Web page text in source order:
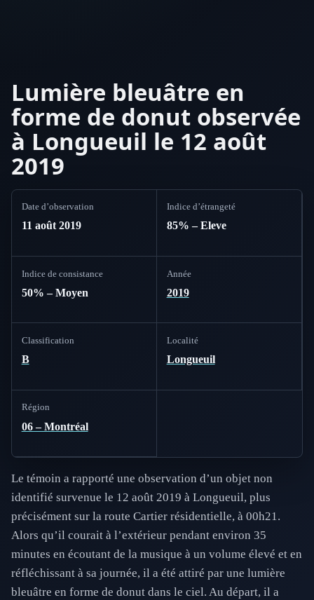
Lumière bleuâtre en
forme de donut observée
à Longueuil le 12 août
2019
Date d’observation
11 août 2019
Indice d’étrangeté
85% – Eleve
Indice de consistance
50% – Moyen
Année
2019
Classification
B
Localité
Longueuil
Région
06 – Montréal
Le témoin a rapporté une observation d’un objet non
identifié survenue le 12 août 2019 à Longueuil, plus
précisément sur la route Cartier résidentielle, à 00h21.
Alors qu’il courait à l’extérieur pendant environ 35
minutes en écoutant de la musique à un volume élevé et en
réfléchissant à sa journée, il a été attiré par une lumière
bleuâtre en forme de donut dans le ciel. Au départ, il a